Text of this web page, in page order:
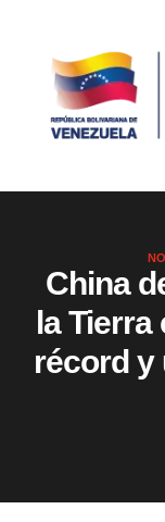
China
la
récord y